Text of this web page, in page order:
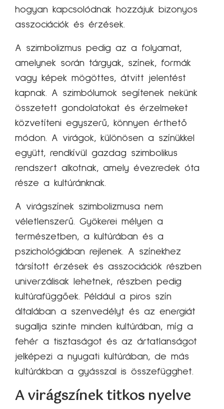
hogyan kapcsolódnak hozzájuk bizonyos
asszociációk és érzések.
A szimbolizmus pedig az a folyamat,
amelynek során tárgyak, színek, formák
vagy képek mögöttes, átvitt jelentést
kapnak. A szimbólumok segítenek nekünk
összetett gondolatokat és érzelmeket
közvetíteni egyszerű, könnyen érthető
módon. A virágok, különösen a színükkel
együtt, rendkívül gazdag szimbolikus
rendszert alkotnak, amely évezredek óta
része a kultúránknak.
A virágszínek szimbolizmusa nem
véletlenszerű. Gyökerei mélyen a
természetben, a kultúrában és a
pszichológiában rejlenek. A színekhez
társított érzések és asszociációk részben
univerzálisak lehetnek, részben pedig
kultúrafüggőek. Például a piros szín
általában a szenvedélyt és az energiát
sugallja szinte minden kultúrában, míg a
fehér a tisztaságot és az ártatlanságot
jelképezi a nyugati kultúrában, de más
kultúrákban a gyásszal is összefügghet.
A virágszínek titkos nyelve